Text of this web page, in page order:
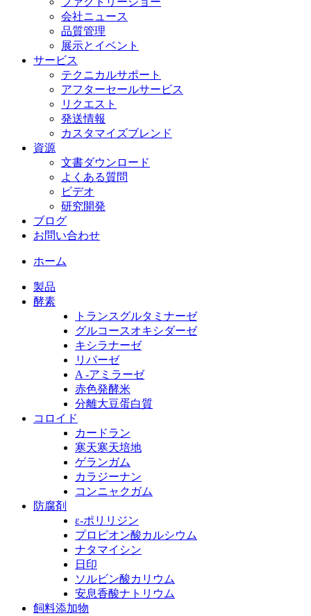
会社ニュース
品質管理
展示とイベント
サービス
テクニカルサポート
アフターセールサービス
リクエスト
発送情報
カスタマイズブレンド
資源
文書ダウンロード
よくある質問
ビデオ
研究開発
ブログ
お問い合わせ
ホーム
製品
酵素
トランスグルタミナーゼ
グルコースオキシダーゼ
キシラナーゼ
リパーゼ
A -アミラーゼ
赤色発酵米
分離大豆蛋白質
コロイド
カードラン
寒天寒天培地
ゲランガム
カラジーナン
コンニャクガム
防腐剤
ε‐ポリリジン
プロピオン酸カルシウム
ナタマイシン
日印
ソルビン酸カリウム
安息香酸ナトリウム
飼料添加物